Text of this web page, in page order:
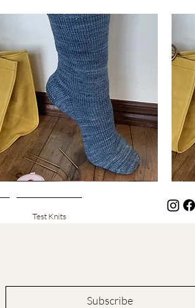
Aperçu rapide
Basic
Down
Kids
Socks
Test Knits
Subscribe